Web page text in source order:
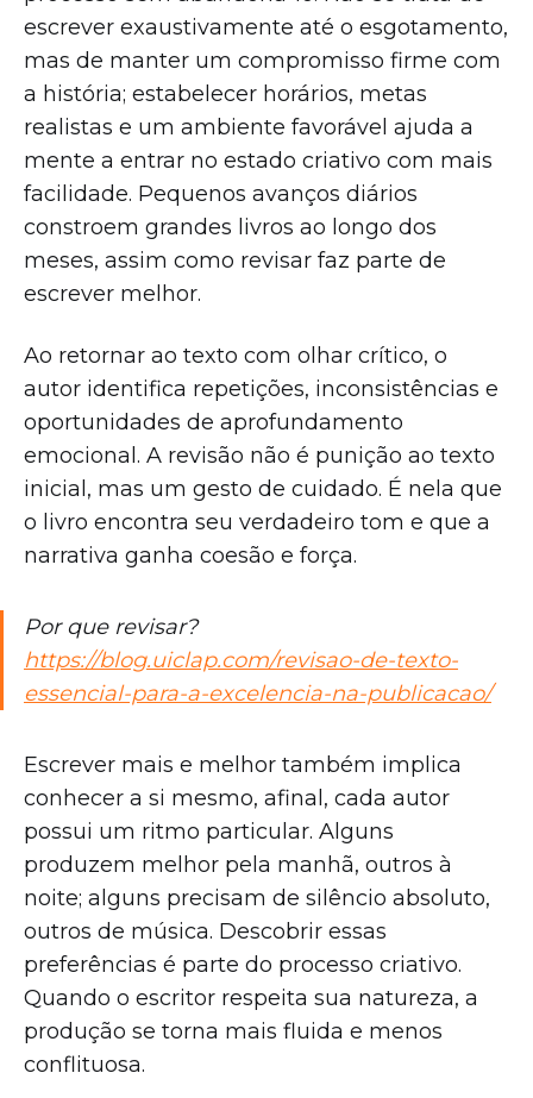
escrever exaustivamente até o esgotamento,
mas de manter um compromisso firme com
a história; estabelecer horários, metas
realistas e um ambiente favorável ajuda a
mente a entrar no estado criativo com mais
facilidade. Pequenos avanços diários
constroem grandes livros ao longo dos
meses, assim como revisar faz parte de
escrever melhor.
Ao retornar ao texto com olhar crítico, o
autor identifica repetições, inconsistências e
oportunidades de aprofundamento
emocional. A revisão não é punição ao texto
inicial, mas um gesto de cuidado. É nela que
o livro encontra seu verdadeiro tom e que a
narrativa ganha coesão e força.
Por que revisar?
https://blog.uiclap.com/revisao-de-texto-
essencial-para-a-excelencia-na-publicacao/
Escrever mais e melhor também implica
conhecer a si mesmo, afinal, cada autor
possui um ritmo particular. Alguns
produzem melhor pela manhã, outros à
noite; alguns precisam de silêncio absoluto,
outros de música. Descobrir essas
preferências é parte do processo criativo.
Quando o escritor respeita sua natureza, a
produção se torna mais fluida e menos
conflituosa.